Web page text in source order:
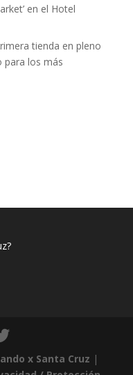
en el Hotel
tienda en pleno
para los más
x Santa Cruz |